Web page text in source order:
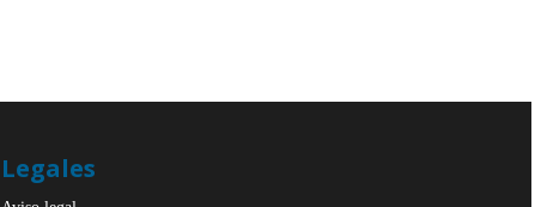
Legales